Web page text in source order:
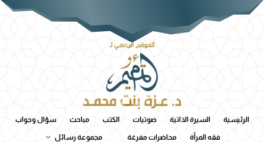
الرئيسية السيرة الذاتية صوتيات الكتب مباحث سؤال وجواب
فقه المرأة محاضرات مفرغة مجموعة رسائل